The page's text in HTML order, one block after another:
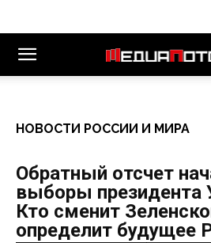
НОВОСТИ РОССИИ И МИРА
Обратный отсчет
выборы президента
Кто сменит
определит будущее